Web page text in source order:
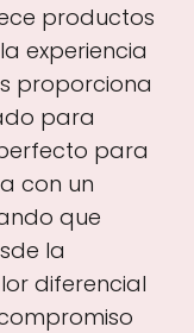
productos
experiencia
proporciona
para
para
con un
que
la
diferencial